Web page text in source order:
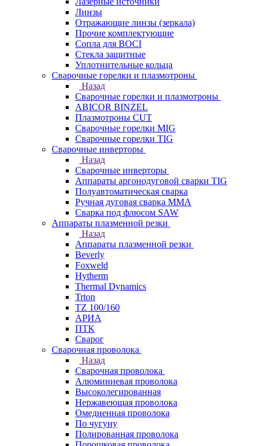
Линзы
Отражающие линзы (зеркала)
Прочие комплектующие
Сопла для BOCI
Стекла защитные
Уплотнительные кольца
Сварочные горелки и плазмотроны
Назад
Сварочные горелки и плазмотроны
ABICOR BINZEL
Плазмотроны CUT
Сварочные горелки MIG
Сварочные горелки TIG
Сварочные инверторы
Назад
Сварочные инверторы
Аппараты аргонодуговой сварки TIG
Полуавтоматическая сварка
Ручная дуговая сварка MMA
Сварка под флюсом SAW
Аппараты плазменной резки
Назад
Аппараты плазменной резки
Beverly
Foxweld
Hytherm
Thermal Dynamics
Trton
TZ 100/160
АРИА
ПТК
Сварог
Сварочная проволока
Назад
Сварочная проволока
Алюминиевая проволока
Высоколегированная
Нержавеющая проволока
Омедненная проволока
По чугуну
Полированная проволока